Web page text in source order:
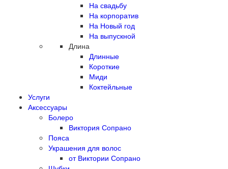
На свадьбу
На корпоратив
На Новый год
На выпускной
Длина
Длинные
Короткие
Миди
Коктейльные
Услуги
Аксессуары
Болеро
Виктория Сопрано
Пояса
Украшения для волос
от Виктории Сопрано